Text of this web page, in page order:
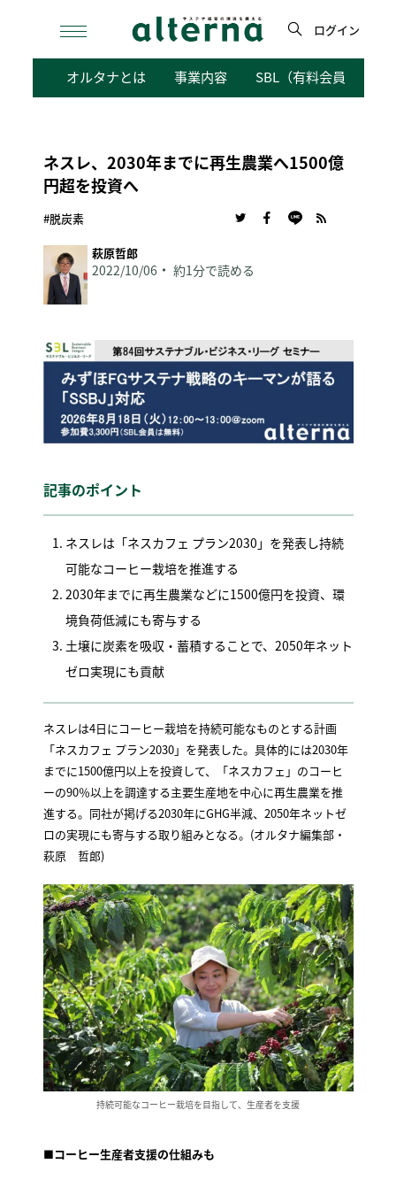
検
ログイン
オルタナとは 事業内容 SBL（有料会員向けサ
ネスレ、2030年までに再生農業へ1500億
円超を投資へ
#脱炭素
萩原哲郎
2022/10/06 約1分で読める
記事のポイント
ネスレは「ネスカフェ プラン2030」を発表し持続
可能なコーヒー栽培を推進する
2030年までに再生農業などに1500億円を投資、環
境負荷低減にも寄与する
土壌に炭素を吸収・蓄積することで、2050年ネット
ゼロ実現にも貢献
ネスレは4日にコーヒー栽培を持続可能なものとする計画
「ネスカフェ プラン2030」を発表した。具体的には2030年
までに1500億円以上を投資して、「ネスカフェ」のコーヒ
ーの90％以上を調達する主要生産地を中心に再生農業を推
進する。同社が掲げる2030年にGHG半減、2050年ネットゼ
ロの実現にも寄与する取り組みとなる。(オルタナ編集部・
萩原 哲郎)
持続可能なコーヒー栽培を目指して、生産者を支援
■コーヒー生産者支援の仕組みも